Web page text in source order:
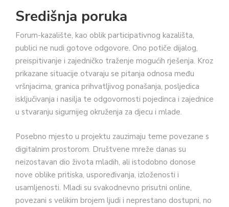
Središnja poruka
Forum-kazalište, kao oblik participativnog kazališta,
publici ne nudi gotove odgovore. Ono potiče dijalog,
preispitivanje i zajedničko traženje mogućih rješenja. Kroz
prikazane situacije otvaraju se pitanja odnosa među
vršnjacima, granica prihvatljivog ponašanja, posljedica
isključivanja i nasilja te odgovornosti pojedinca i zajednice
u stvaranju sigurnijeg okruženja za djecu i mlade.
Posebno mjesto u projektu zauzimaju teme povezane s
digitalnim prostorom. Društvene mreže danas su
neizostavan dio života mladih, ali istodobno donose
nove oblike pritiska, uspoređivanja, izloženosti i
usamljenosti. Mladi su svakodnevno prisutni online,
povezani s velikim brojem ljudi i neprestano dostupni, no